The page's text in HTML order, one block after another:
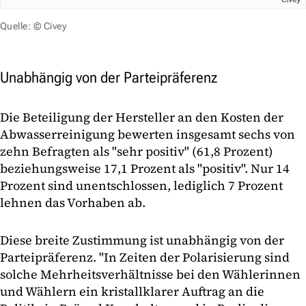
Quelle: © Civey
Unabhängig von der Parteipräferenz
Die Beteiligung der Hersteller an den Kosten der
Abwasserreinigung bewerten insgesamt sechs von
zehn Befragten als "sehr positiv" (61,8 Prozent)
beziehungsweise 17,1 Prozent als "positiv". Nur 14
Prozent sind unentschlossen, lediglich 7 Prozent
lehnen das Vorhaben ab.
Diese breite Zustimmung ist unabhängig von der
Parteipräferenz. "In Zeiten der Polarisierung sind
solche Mehrheitsverhältnisse bei den Wählerinnen
und Wählern ein kristallklarer Auftrag an die